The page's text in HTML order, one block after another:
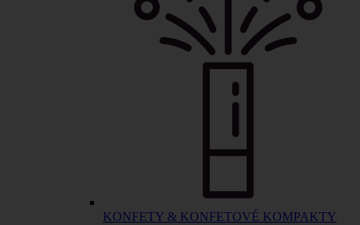
KONFETY & KONFETOVÉ KOMPAKTY